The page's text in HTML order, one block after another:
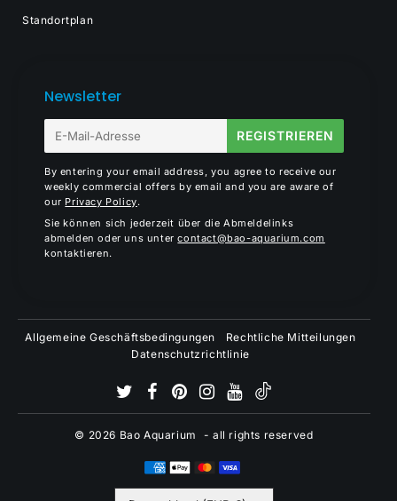
Standortplan
Newsletter
mail
REGISTRIEREN
By entering your email address, you agree to receive our
weekly commercial offers by email and you are aware of
our Privacy Policy.
Sie können sich jederzeit über die Abmeldelinks
abmelden oder uns untercontact@bao-aquarium.com
kontaktieren.
Allgemeine Geschäftsbedingungen
Rechtliche Mitteilungen
Datenschutzrichtlinie
© 2026 Bao Aquarium - all rights reserved